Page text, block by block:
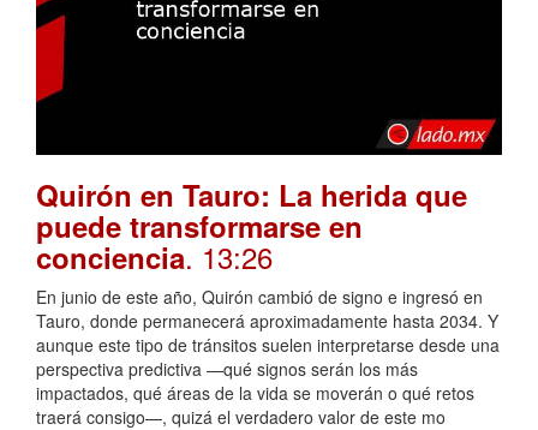
Quirón en Tauro: La herida que
puede transformarse en
conciencia. 13:26
En junio de este año, Quirón cambió de signo e ingresó en
Tauro, donde permanecerá aproximadamente hasta 2034. Y
aunque este tipo de tránsitos suelen interpretarse desde una
perspectiva predictiva —qué signos serán los más
impactados, qué áreas de la vida se moverán o qué retos
traerá consigo—, quizá el verdadero valor de este mo